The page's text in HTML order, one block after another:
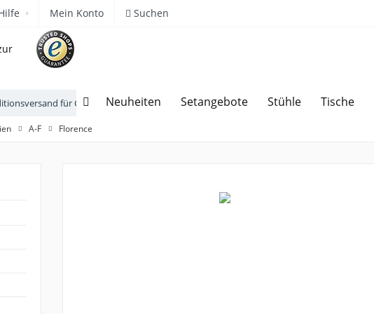
Mein Konto Suchen
Neuheiten Setangebote Stühle Tische
für Gartenmöbel Sparen bei Angebotsanfrage
A-F Florence